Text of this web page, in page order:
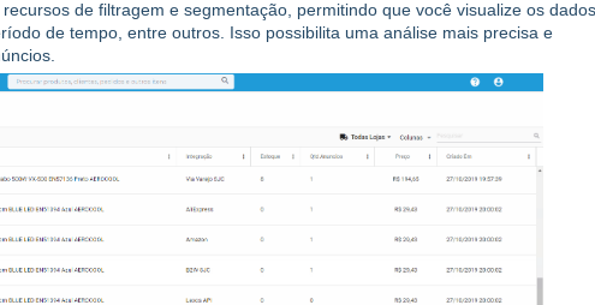
de filtragem e segmentação, permitindo que você visualize os
de tempo, entre outros. Isso possibilita uma análise mais precisa e